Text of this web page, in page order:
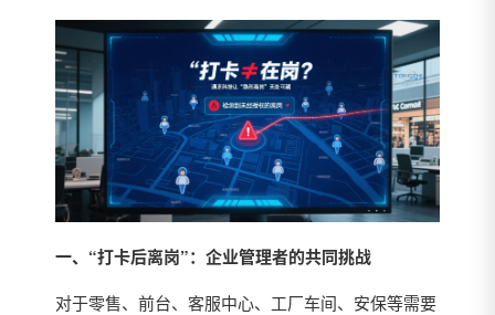
一、“打卡后离岗”：企业管理者的共同挑战
对于零售、前台、客服中心、工厂车间、安保等需要